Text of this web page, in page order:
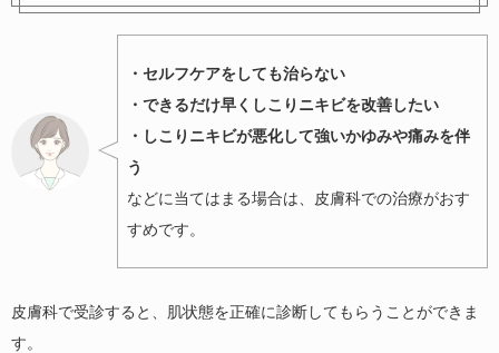
・セルフケアをしても治らない
・できるだけ早くしこりニキビを改善したい
・しこりニキビが悪化して強いかゆみや痛みを伴
う
などに当てはまる場合は、皮膚科での治療がおす
すめです。
皮膚科で受診すると、肌状態を正確に診断してもらうことができま
す。